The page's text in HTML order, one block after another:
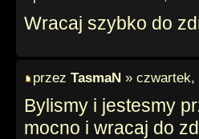
Wracaj szybko do
przez TasmaN » czwartek,
Bylismy i jestesmy
mocno i wracaj do